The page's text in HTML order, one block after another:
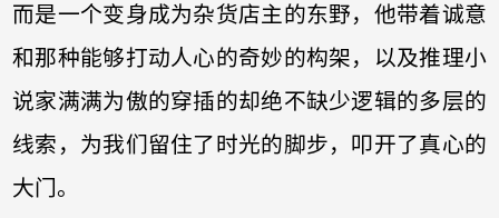
而是一个变身成为杂货店主的东野，他带着诚意
和那种能够打动人心的奇妙的构架，以及推理小
说家满满为傲的穿插的却绝不缺少逻辑的多层的
线索，为我们留住了时光的脚步，叩开了真心的
大门。